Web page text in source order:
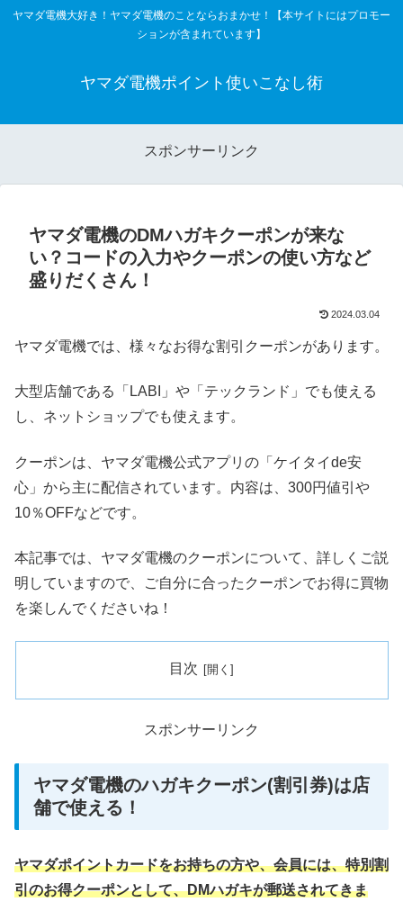
ヤマダ電機大好き！ヤマダ電機のことならおまかせ！【本サイトにはプロモー
ションが含まれています】
ヤマダ電機ポイント使いこなし術
スポンサーリンク
ヤマダ電機のDMハガキクーポンが来な
い？コードの入力やクーポンの使い方など
盛りだくさん！
2024.03.04
ヤマダ電機では、様々なお得な割引クーポンがあります。
大型店舗である「LABI」や「テックランド」でも使える
し、ネットショップでも使えます。
クーポンは、ヤマダ電機公式アプリの「ケイタイde安
心」から主に配信されています。内容は、300円値引や
10％OFFなどです。
本記事では、ヤマダ電機のクーポンについて、詳しくご説
明していますので、ご自分に合ったクーポンでお得に買物
を楽しんでくださいね！
目次
スポンサーリンク
ヤマダ電機のハガキクーポン(割引券)は店
舗で使える！
ヤマダポイントカードをお持ちの方や、会員には、特別割
引のお得クーポンとして、DMハガキが郵送されてきま